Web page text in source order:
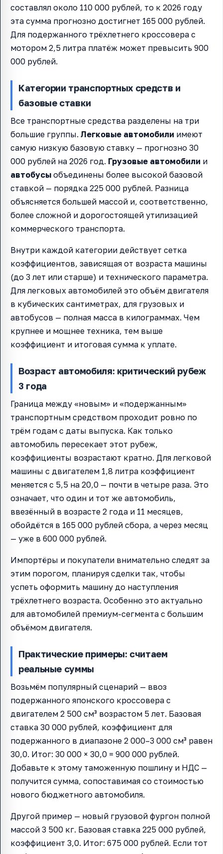
составлял около 110 000 рублей, то к 2026 году
эта сумма прогнозно достигнет 165 000 рублей.
Для подержанного трёхлетнего кроссовера с
мотором 2,5 литра платёж может превысить 900
000 рублей.
Категории транспортных средств и
базовые ставки
Все транспортные средства разделены на три
большие группы. Легковые автомобили имеют
самую низкую базовую ставку — прогнозно 30
000 рублей на 2026 год. Грузовые автомобили и
автобусы объединены более высокой базовой
ставкой — порядка 225 000 рублей. Разница
объясняется большей массой и, соответственно,
более сложной и дорогостоящей утилизацией
коммерческого транспорта.
Внутри каждой категории действует сетка
коэффициентов, зависящая от возраста машины
(до 3 лет или старше) и технического параметра.
Для легковых автомобилей это объём двигателя
в кубических сантиметрах, для грузовых и
автобусов — полная масса в килограммах. Чем
крупнее и мощнее техника, тем выше
коэффициент и итоговая сумма к уплате.
Возраст автомобиля: критический рубеж
3 года
Граница между «новым» и «подержанным»
транспортным средством проходит ровно по
трём годам с даты выпуска. Как только
автомобиль пересекает этот рубеж,
коэффициенты возрастают кратно. Для легковой
машины с двигателем 1,8 литра коэффициент
меняется с 5,5 на 20,0 — почти в четыре раза. Это
означает, что один и тот же автомобиль,
ввезённый в возрасте 2 года и 11 месяцев,
обойдётся в 165 000 рублей сбора, а через месяц
— уже в 600 000 рублей.
Импортёры и покупатели внимательно следят за
этим порогом, планируя сделки так, чтобы
успеть оформить машину до наступления
трёхлетнего возраста. Особенно это актуально
для автомобилей премиум-сегмента с большим
объёмом двигателя.
Практические примеры: считаем
реальные суммы
Возьмём популярный сценарий — ввоз
подержанного японского кроссовера с
двигателем 2 500 см³ возрастом 5 лет. Базовая
ставка 30 000 рублей, коэффициент для
подержанного в диапазоне 2 000–3 000 см³ равен
30,0. Итог: 30 000 × 30,0 = 900 000 рублей.
Добавьте к этому таможенную пошлину и НДС —
получится сумма, сопоставимая со стоимостью
нового бюджетного автомобиля.
Другой пример — новый грузовой фургон полной
массой 3 500 кг. Базовая ставка 225 000 рублей,
коэффициент 3,0. Итог: 675 000 рублей. Если тот